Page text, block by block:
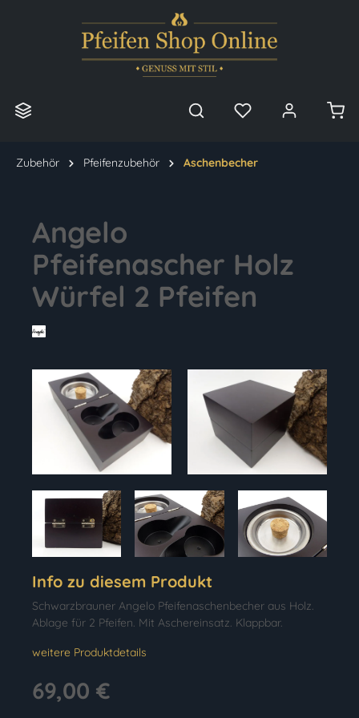
Zubehör Pfeifenzubehör Aschenbecher
Angelo
Pfeifenascher Holz
Würfel 2 Pfeifen
Info zu diesem Produkt
Schwarzbrauner Angelo Pfeifenaschenbecher aus Holz.
Ablage für 2 Pfeifen. Mit Aschereinsatz. Klappbar.
weitere Produktdetails
69,00 €